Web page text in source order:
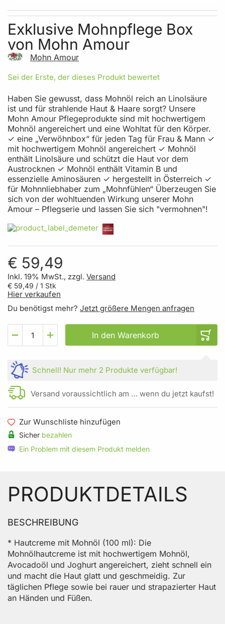
Skip to the beginning of the images gallery
Exklusive Mohnpflege Box
von Mohn Amour
Mohn Amour
Sei der Erste, der dieses Produkt bewertet
Haben Sie gewusst, dass Mohnöl reich an Linolsäure
ist und für strahlende Haut & Haare sorgt? Unsere
Mohn Amour Pflegeprodukte sind mit hochwertigem
Mohnöl angereichert und eine Wohltat für den Körper.
✓ eine „Verwöhnbox“ für jeden Tag für Frau & Mann ✓
mit hochwertigem Mohnöl angereichert ✓ Mohnöl
enthält Linolsäure und schützt die Haut vor dem
Austrocknen ✓ Mohnöl enthält Vitamin B und
essenzielle Aminosäuren ✓ hergestellt in Österreich ✓
für Mohnnliebhaber zum „Mohnfühlen“ Überzeugen Sie
sich von der wohltuenden Wirkung unserer Mohn
Amour – Pflegserie und lassen Sie sich "vermohnen"!
€ 59,49
Inkl. 19% MwSt., zzgl. Versand
€ 59,49 / 1 Stk
Hier verkaufen
Du benötigst mehr? Jetzt größere Mengen anfragen
In den Warenkorb
Schnell! Nur mehr 2 Produkte verfügbar!
Versand voraussichtlich am … wenn du jetzt kaufst!
Zur Wunschliste hinzufügen
Sicher bezahlen
Ein Problem mit diesem Produkt melden
PRODUKTDETAILS
BESCHREIBUNG
‌* Hautcreme mit Mohnöl (100 ml): Die
Mohnölhautcreme ist mit hochwertigem Mohnöl,
Avocadoöl und Joghurt angereichert, zieht schnell ein
und macht die Haut glatt und geschmeidig. Zur
täglichen Pflege sowie bei rauer und strapazierter Haut
an Händen und Füßen.